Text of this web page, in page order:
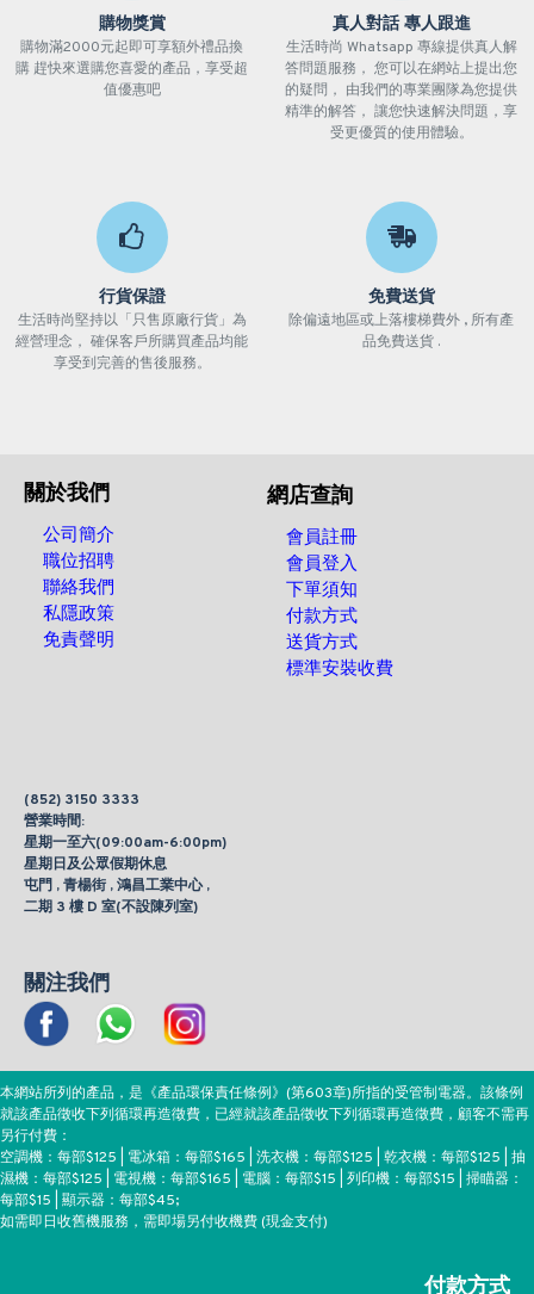
購物獎賞
購物滿2000元起即可享額外禮品換
購 趕快來選購您喜愛的產品，享受超
值優惠吧
真人對話 專人跟進
生活時尚 Whatsapp 專線提供真人解
答問題服務， 您可以在網站上提出您
的疑問， 由我們的專業團隊為您提供
精準的解答， 讓您快速解決問題，享
受更優質的使用體驗。
行貨保證
生活時尚堅持以「只售原廠行貨」為
經營理念， 確保客戶所購買產品均能
享受到完善的售後服務。
免費送貨
除偏遠地區或上落樓梯費外 , 所有產
品免費送貨 .
關於我們
公司簡介
職位招聘
聯絡我們
私隱政策
免責聲明
網店查詢
會員註冊
會員登入
下單須知
付款方式
送貨方式
標準安裝收費
(852) 3150 3333
營業時間:
星期一至六(09:00am-6:00pm)
星期日及公眾假期休息
屯門 , 青楊街 , 鴻昌工業中心 ,
二期 3 樓 D 室(不設陳列室)
關注我們
本網站所列的產品，是《產品環保責任條例》(第603章)所指的受管制電器。該條例
就該產品徵收下列循環再造徵費，已經就該產品徵收下列循環再造徵費，顧客不需再
另行付費：
空調機：每部$125 | 電冰箱：每部$165 | 洗衣機：每部$125 | 乾衣機：每部$125 | 抽
濕機：每部$125 | 電視機：每部$165 | 電腦：每部$15 | 列印機：每部$15 | 掃瞄器：
每部$15 | 顯示器：每部$45;
如需即日收舊機服務，需即場另付收機費 (現金支付)
付款方式